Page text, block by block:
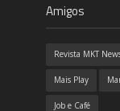
Amigos
Revista MKT
Mais Play
Job e Café